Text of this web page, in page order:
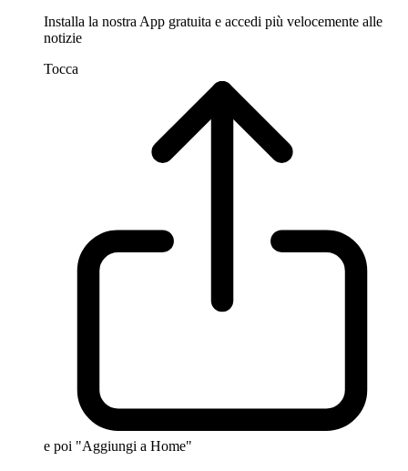
Installa la nostra App gratuita e accedi più velocemente alle
notizie
Tocca
e poi "Aggiungi a Home"